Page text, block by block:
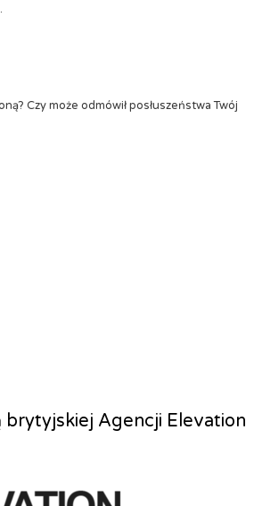
Czy może odmówił posłuszeństwa Twój
brytyjskiej Agencji Elevation